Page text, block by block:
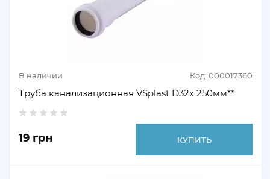
В наличии Код: 000017360
Труба канализационная VSplast D32х 250мм**
19 грн КУПИТЬ